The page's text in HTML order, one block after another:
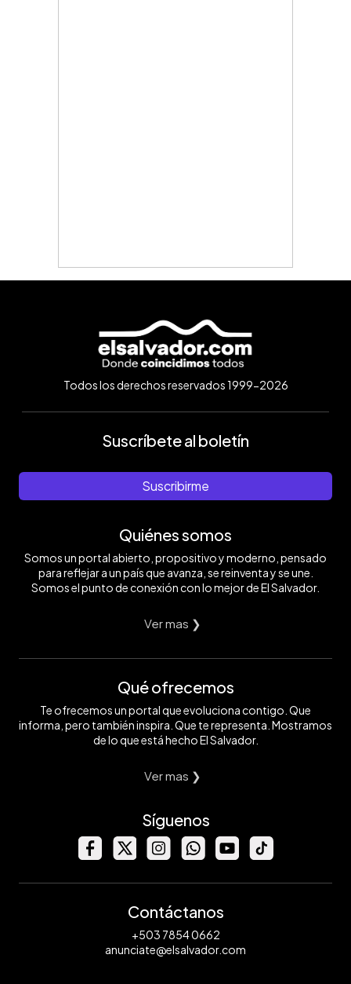
Todos los derechos reservados 1999-2026
Suscríbete al boletín
Suscribirme
Quiénes somos
Somos un portal abierto, propositivo y moderno, pensado
para reflejar a un país que avanza, se reinventa y se une.
Somos el punto de conexión con lo mejor de El Salvador.
Ver mas ❯
Qué ofrecemos
Te ofrecemos un portal que evoluciona contigo. Que
informa, pero también inspira. Que te representa. Mostramos
de lo que está hecho El Salvador.
Ver mas ❯
Síguenos
Contáctanos
+503 7854 0662
anunciate@elsalvador.com